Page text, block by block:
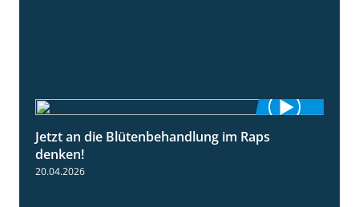
Jetzt an die Blütenbehandlung im Raps
denken!
20.04.2026